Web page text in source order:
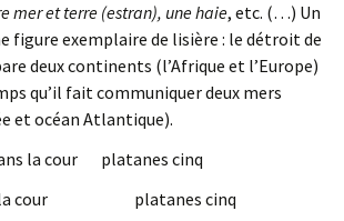
mer et terre (estran), une haie, etc. (…) Un
figure exemplaire de lisière : le détroit de
deux continents (l’Afrique et l’Europe)
qu’il fait communiquer deux mers
et océan Atlantique).
la cour platanes cinq
la cour platanes cinq